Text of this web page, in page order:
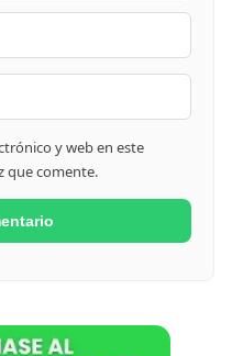
y web en este
que comente.